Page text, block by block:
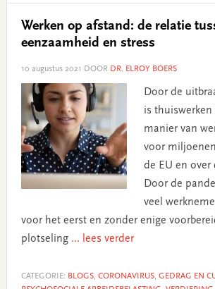
Werken op afstand: de relatie
eenzaamheid en stress
10 augustus 2021 DOOR DR. ELROY BOERS
Door de
is thuiswerken
manier van
voor
de EU en over
Door de
veel
voor het eerst en zonder enige
plotseling ... lees verder
CATEGORIE: BLOGS, CORONAVIRUS, GEDRAG EN